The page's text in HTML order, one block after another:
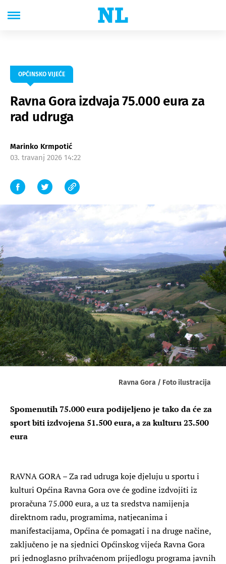
OPĆINSKO VIJEĆE
Ravna Gora izdvaja 75.000 eura za
rad udruga
Marinko Krmpotić
03. travanj 2026 14:22
Ravna Gora / Foto ilustracija
Spomenutih 75.000 eura podijeljeno je tako da će za
sport biti izdvojena 51.500 eura, a za kulturu 23.500
eura
RAVNA GORA – Za rad udruga koje djeluju u sportu i
kulturi Općina Ravna Gora ove će godine izdvojiti iz
proračuna 75.000 eura, a uz ta sredstva namijenja
direktnom radu, programima, natjecanima i
manifestacijama, Općina će pomagati i na druge načine,
zaključeno je na sjednici Općinskog vijeća Ravna Gora
pri jednoglasno prihvaćenom prijedlogu programa javnih